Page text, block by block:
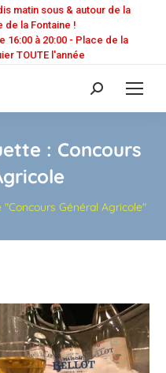
matin sous & autour de la
de la Fontaine !
à 20:00 - Place de la
TOUTE l'année
Recherche
:
: Concours
Général Agricole"